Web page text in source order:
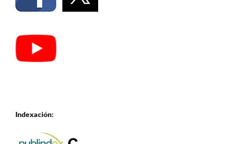
Indexación: